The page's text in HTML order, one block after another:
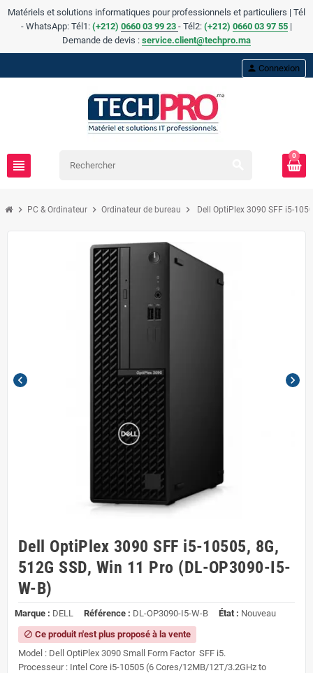
Matériels et solutions informatiques pour professionnels et particuliers | Tél
- WhatsApp: Tél1: (+212) 0660 03 99 23 - Tél2: (+212) 0660 03 97 55 |
Demande de devis : service.client@techpro.ma
view_headline
person Connexion
0
chevron_right PC & Ordinateur chevron_right Ordinateur de bureau chevron_right Dell OptiPlex 3090 SFF i5-
chevron_left chevron_right
Dell OptiPlex 3090 SFF i5-10505, 8G,
512G SSD, Win 11 Pro (DL-OP3090-I5-
W-B)
Marque : DELL Référence : DL-OP3090-I5-W-B État : Nouveau
block Ce produit n'est plus proposé à la vente
Model : Dell OptiPlex 3090 Small Form Factor SFF i5.
Processeur : Intel Core i5-10505 (6 Cores/12MB/12T/3.2GHz to